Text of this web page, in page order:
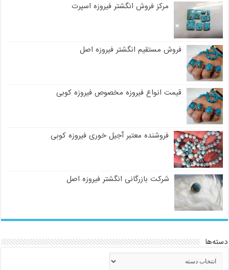
مرکز فروش انگشتر فیروزه اسپرت
فروش مستقیم انگشتر فیروزه اصل
قیمت انواع فیروزه مخصوص فیروزه کوبی
فروشنده معتبر آجیل خوری فیروزه کوبی
شرکت بازرگانی انگشتر فیروزه اصل
دسته‌ها
دسته‌ها